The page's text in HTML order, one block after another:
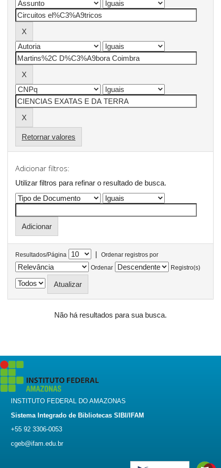
Retornar valores
Adicionar filtros:
Utilizar filtros para refinar o resultado de busca.
Resultados/Página |
Ordenar registros por
Ordenar
Registro(s)
Não há resultados para sua busca.
INSTITUTO FEDERAL DO AMAZONAS
Sistema Integrado de Bibliotecas SIBI/IFAM
+55 92 3306-0053
cgeb@ifam.edu.br